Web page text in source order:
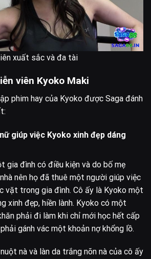
xuất sắc và đa tài
viên Kyoko Maki
phim hay của Kyoko được Saga đánh
giúp việc Kyoko xinh đẹp dáng
gia đình có điều kiện và do bố mẹ
nên họ đã thuê một người giúp việc
vặt trong gia đình. Cô ấy là Kyoko một
xinh đẹp, hiền lành. Kyoko có một
phải đi làm khi chỉ mới học hết cấp
gánh vác một khoản nợ khổng lồ.
nà và làn da trắng nõn nà của cô ấy